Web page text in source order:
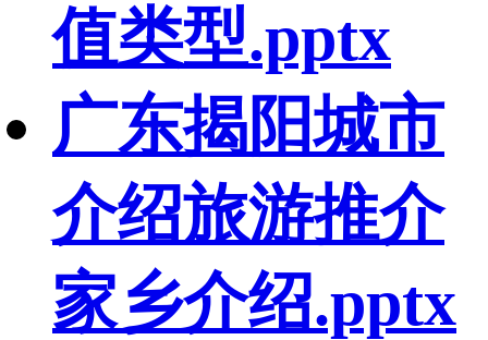
值类型.pptx
广东揭阳城市
介绍旅游推介
家乡介绍.pptx